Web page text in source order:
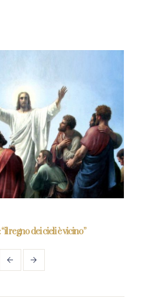
regno dei cieli è vicino”